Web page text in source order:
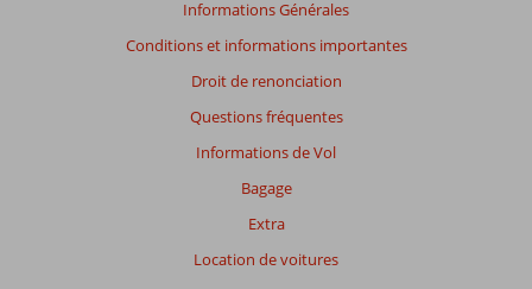
Informations Générales
Conditions et informations importantes
Droit de renonciation
Questions fréquentes
Informations de Vol
Bagage
Extra
Location de voitures